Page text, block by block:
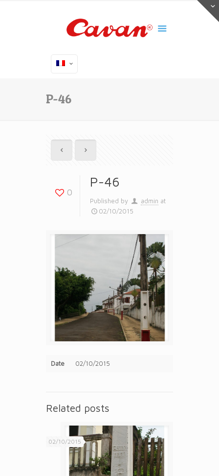
P-46
0
P-46
Published by admin at
02/10/2015
Date 02/10/2015
Related posts
02/10/2015